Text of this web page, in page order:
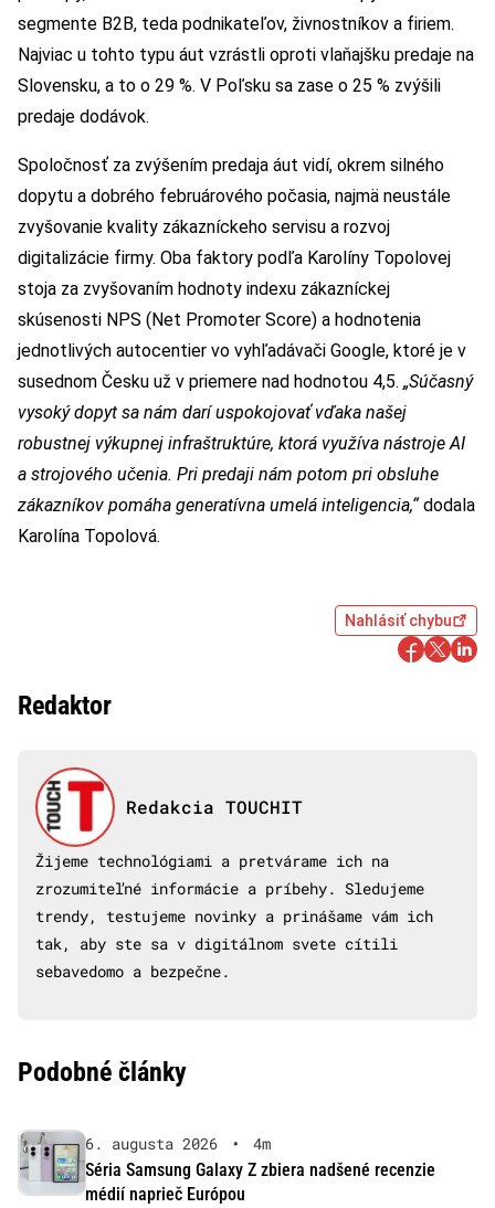
segmente B2B, teda podnikateľov, živnostníkov a firiem.
Najviac u tohto typu áut vzrástli oproti vlaňajšku predaje na
Slovensku, a to o 29 %. V Poľsku sa zase o 25 % zvýšili
predaje dodávok.
Spoločnosť za zvýšením predaja áut vidí, okrem silného
dopytu a dobrého februárového počasia, najmä neustále
zvyšovanie kvality zákazníckeho servisu a rozvoj
digitalizácie firmy. Oba faktory podľa Karolíny Topolovej
stoja za zvyšovaním hodnoty indexu zákazníckej
skúsenosti NPS (Net Promoter Score) a hodnotenia
jednotlivých autocentier vo vyhľadávači Google, ktoré je v
susednom Česku už v priemere nad hodnotou 4,5. „Súčasný
vysoký dopyt sa nám darí uspokojovať vďaka našej
robustnej výkupnej infraštruktúre, ktorá využíva nástroje AI
a strojového učenia. Pri predaji nám potom pri obsluhe
zákazníkov pomáha generatívna umelá inteligencia,“dodala
Karolína Topolová.
Nahlásiť chybu
Redaktor
Redakcia TOUCHIT
Žijeme technológiami a pretvárame ich na
zrozumiteľné informácie a príbehy. Sledujeme
trendy, testujeme novinky a prinášame vám ich
tak, aby ste sa v digitálnom svete cítili
sebavedomo a bezpečne.
Podobné články
6. augusta 2026 •
4m
Séria Samsung Galaxy Z zbiera nadšené recenzie
médií naprieč Európou